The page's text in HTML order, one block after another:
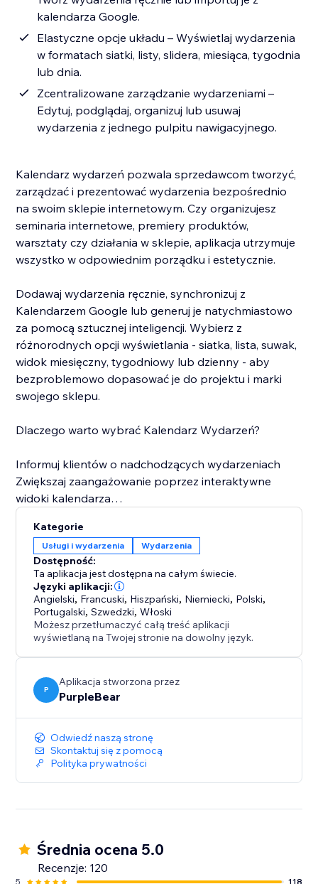
kalendarza Google.
Elastyczne opcje układu – Wyświetlaj wydarzenia
w formatach siatki, listy, slidera, miesiąca, tygodnia
lub dnia.
Zcentralizowane zarządzanie wydarzeniami –
Edytuj, podglądaj, organizuj lub usuwaj
wydarzenia z jednego pulpitu nawigacyjnego.
Kalendarz wydarzeń pozwala sprzedawcom tworzyć,
zarządzać i prezentować wydarzenia bezpośrednio
na swoim sklepie internetowym. Czy organizujesz
seminaria internetowe, premiery produktów,
warsztaty czy działania w sklepie, aplikacja utrzymuje
wszystko w odpowiednim porządku i estetycznie.
Dodawaj wydarzenia ręcznie, synchronizuj z
Kalendarzem Google lub generuj je natychmiastowo
za pomocą sztucznej inteligencji. Wybierz z
różnorodnych opcji wyświetlania - siatka, lista, suwak,
widok miesięczny, tygodniowy lub dzienny - aby
bezproblemowo dopasować je do projektu i marki
swojego sklepu.
Dlaczego warto wybrać Kalendarz Wydarzeń?
Informuj klientów o nadchodzących wydarzeniach
Zwiększaj zaangażowanie poprzez interaktywne
widoki kalendarza
Zachowuj pełną kontrolę nad widocznością i
organizacją wydarzeń
Profesjonalnie prezentuj wydarzenia bez konieczności
edycji kodu motywu
Kalendarz Wydarzeń zamienia Twój sklep internetowy
w dynamiczny punkt centralny harmonogramu -
pomagając efektywnie zarządzać wydarzeniami,
Twoją publicznością.
Kategorie
Usługi i wydarzenia Wydarzenia
Dostępność:
Ta aplikacja jest dostępna na całym świecie.
Języki aplikacji:
Angielski, Francuski, Hiszpański, Niemiecki, Polski,
Portugalski,Szwedzki,Włoski
Możesz przetłumaczyć całą treść aplikacji
wyświetlaną na Twojej stronie na dowolny język.
P
Aplikacja stworzona przez
PurpleBear
Odwiedź naszą stronę
Skontaktuj się z pomocą
Polityka prywatności
Średnia ocena 5.0
Recenzje: 120
5 118